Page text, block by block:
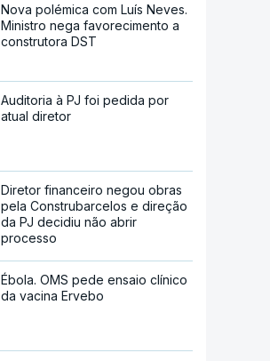
Nova polémica com Luís Neves.
Ministro nega favorecimento a
construtora DST
Auditoria à PJ foi pedida por
atual diretor
Diretor financeiro negou obras
pela Construbarcelos e direção
da PJ decidiu não abrir
processo
Ébola. OMS pede ensaio clínico
da vacina Ervebo